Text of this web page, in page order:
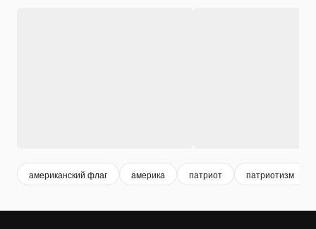
американский флаг америка патриот патриотизм